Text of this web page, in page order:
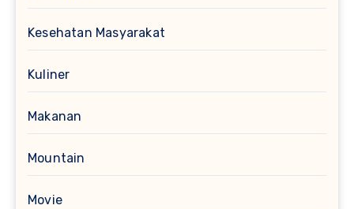
Kesehatan Masyarakat
Kuliner
Makanan
Mountain
Movie